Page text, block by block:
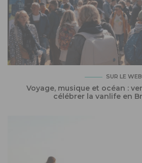
SUR LE WEB
Voyage, musique et océan :
célébrer la vanlife en